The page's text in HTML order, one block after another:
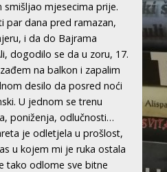
smišljao mjesecima prije.
par dana pred ramazan,
i da do Bajrama
dogodilo se da u zoru, 17.
na balkon i zapalim
desilo da posred noći
U jednom se trenu
poniženja, odlučnosti…
je odletjela u prošlost,
u kojem mi je ruka ostala
tako odlome sve bitne